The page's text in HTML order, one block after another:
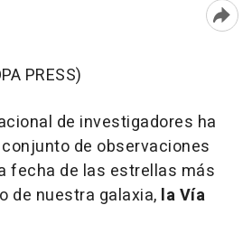
PRESS)
de investigadores ha
de observaciones
fecha de las estrellas más
de nuestra galaxia, la Vía